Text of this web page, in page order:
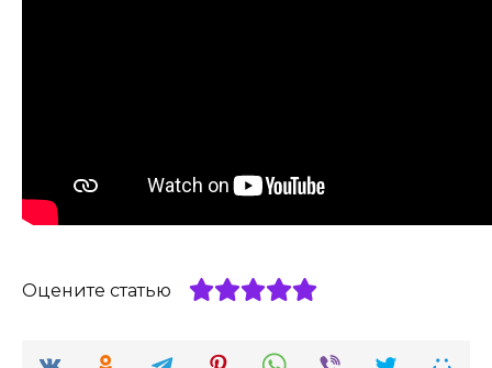
Оцените статью